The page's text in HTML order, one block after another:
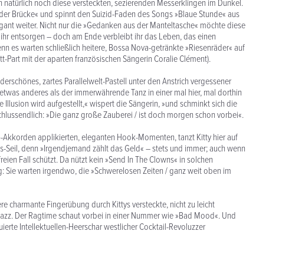
noch diese versteckten, sezierenden Messerklingen im Dunkel.
Brücke« und spinnt den Suizid-Faden des Songs »Blaue Stunde« aus
weiter. Nicht nur die »Gedanken aus der Manteltasche« möchte diese
entsorgen – doch am Ende verbleibt ihr das Leben, das einen
es warten schließlich heitere, Bossa Nova-getränkte »Riesenräder« auf
Part mit der aparten französischen Sängerin Coralie Clément).
zartes Parallelwelt-Pastell unter den Anstrich vergessener
anderes als der immerwährende Tanz in einer mal hier, mal dorthin
Illusion wird aufgestellt,« wispert die Sängerin, »und schminkt sich die
»Die ganz große Zauberei / ist doch morgen schon vorbei«.
Akkorden applikierten, eleganten Hook-Momenten, tanzt Kitty hier auf
denn »Irgendjemand zählt das Geld« – stets und immer; auch wenn
Fall schützt. Da nützt kein »Send In The Clowns« in solchen
warten irgendwo, die »Schwerelosen Zeiten / ganz weit oben im
charmante Fingerübung durch Kittys versteckte, nicht zu leicht
Der Ragtime schaut vorbei in einer Nummer wie »Bad Mood«. Und
Intellektuellen-Heerschar westlicher Cocktail-Revoluzzer